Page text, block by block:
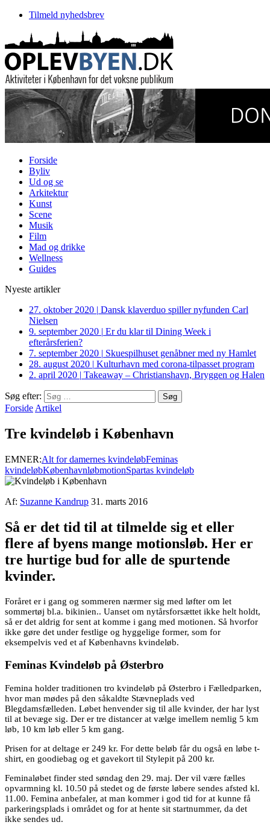
Tilmeld nyhedsbrev
Forside
Byliv
Ud og se
Arkitektur
Kunst
Scene
Musik
Film
Mad og drikke
Wellness
Guides
Nyeste artikler
27. oktober 2020 | Dansk klaverduo spiller nyfunden Carl
Nielsen
9. september 2020 | Er du klar til Dining Week i
efterårsferien?
7. september 2020 | Skuespilhuset genåbner med ny Hamlet
28. august 2020 | Kulturhavn med corona-tilpasset program
2. april 2020 | Takeaway – Christianshavn, Bryggen og Halen
Søg efter:
Forside Artikel
Tre kvindeløb i København
EMNER:Alt for damernes kvindeløbFeminas
kvindeløbKøbenhavnløbmotionSpartas kvindeløb
Af: Suzanne Kandrup 31. marts 2016
Så er det tid til at tilmelde sig et eller
flere af byens mange motionsløb. Her er
tre hurtige bud for alle de spurtende
kvinder.
Foråret er i gang og sommeren nærmer sig med løfter om let
sommertøj bl.a. bikinien.. Uanset om nytårsforsættet ikke helt holdt,
så er det aldrig for sent at komme i gang med motionen. Så hvorfor
ikke gøre det under festlige og hyggelige former, som for
eksempelvis ved et af Københavns kvindeløb.
Feminas Kvindeløb på Østerbro
Femina holder traditionen tro kvindeløb på Østerbro i Fælledparken,
hvor man mødes på den såkaldte Stævneplads ved
Blegdamsfælleden. Løbet henvender sig til alle kvinder, der har lyst
til at bevæge sig. Der er tre distancer at vælge imellem nemlig 5 km
løb, 10 km løb eller 5 km gang.
Prisen for at deltage er 249 kr. For dette beløb får du også en løbe t-
shirt, en goodiebag og et gavekort til Stylepit på 200 kr.
Feminaløbet finder sted søndag den 29. maj. Der vil være fælles
opvarmning kl. 10.50 på stedet og de første løbere sendes afsted kl.
11.00. Femina anbefaler, at man kommer i god tid for at kunne få
parkeringsplads i området og for at hente sit startnummer, da det
ikke sendes ud.